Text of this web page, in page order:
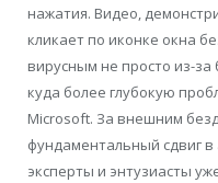
нажатия. Видео,
кликает по иконке окна
вирусным не просто из-за
куда более глубокую
Microsoft. За внешним
фундаментальный сдвиг
эксперты и энтузиасты